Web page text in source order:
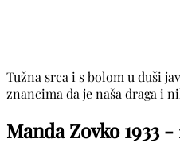
Tužna srca i s bolom u duši
znancima da je naša draga i
Manda Zovko1933